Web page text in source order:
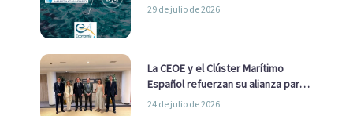
29 de julio de 2026
La CEOE y el Clúster Marítimo
Español refuerzan su alianza para
impulsar una estrategia Nacional
24 de julio de 2026